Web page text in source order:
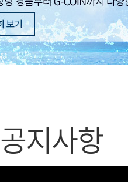
모바일게임
우마무스메 프리티 더비
SMiniz
프렌즈팝콘
프렌즈타운
공지사항